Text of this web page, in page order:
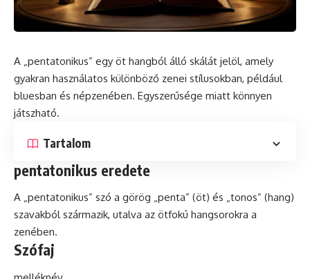
A „pentatonikus” egy öt hangból álló skálát jelöl, amely
gyakran használatos különböző zenei stílusokban, például
bluesban és népzenében. Egyszerűsége miatt könnyen
játszható.
Tartalom
pentatonikus eredete
A „pentatonikus” szó a görög „penta” (öt) és „tonos” (hang)
szavakból származik, utalva az ötfokú hangsorokra a
zenében.
Szófaj